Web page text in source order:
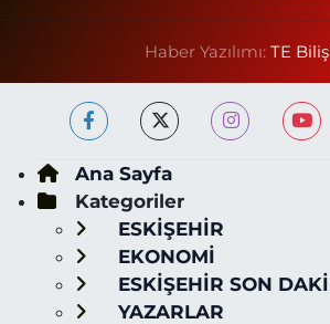
Haber Yazılımı: TE
Ana Sayfa
Kategoriler
ESKİŞEHİR
EKONOMİ
ESKİŞEHİR SON
YAZARLAR